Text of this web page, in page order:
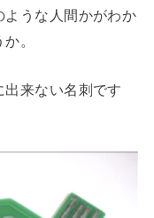
ような人間かがわか
。
出来ない名刺です